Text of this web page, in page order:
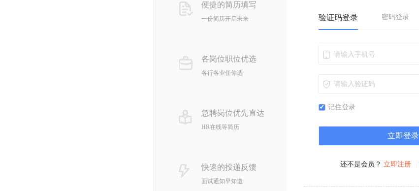
便捷的简历填写
一份简历开启未来
各岗位职位优选
各行各业任你选
急聘岗位优先直达
HR在线等简历
快速的投递反馈
面试通知早知道
验证码登录 密码登录
记住登录
还不是会员？ 立即注册